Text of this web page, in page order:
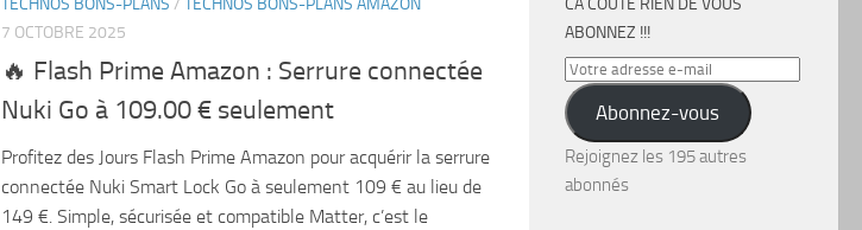
TECHNOS BONS-PLANS / TECHNOS BONS-PLANS AMAZON
7 OCTOBRE 2025
🔥 Flash Prime Amazon : Serrure connectée
Nuki Go à 109.00 € seulement
Profitez des Jours Flash Prime Amazon pour acquérir la serrure
connectée Nuki Smart Lock Go à seulement 109 € au lieu de
149 €. Simple, sécurisée et compatible Matter, c’est le
CA COÛTE RIEN DE VOUS
ABONNEZ !!!
Votre
adresse
e-
mail
Abonnez-vous
Rejoignez les 195 autres
abonnés